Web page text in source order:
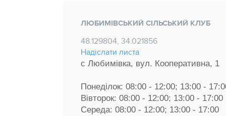
ЛЮБИМІВСЬКИЙ СІЛЬСЬКИЙ КЛУБ
48.129804, 34.021856
Надіслати листа
с Любимівка, вул. Кооперативна, 1
Понеділок: 08:00 - 12:00; 13:00 -
Вівторок: 08:00 - 12:00; 13:00 - 17:00
Середа: 08:00 - 12:00; 13:00 - 17:00